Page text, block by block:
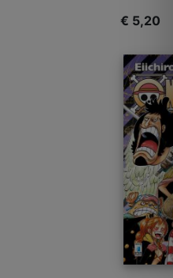
€ 5,20